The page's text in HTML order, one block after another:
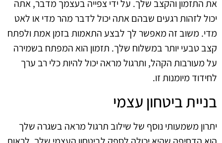
את התזמון והקצב שלך. על ידי צפייה בעצמך מדבר, אתה
יכול לזהות רגעים שבהם אתה יכול לדבר מהר מדי או לאט
מדי. משוב זה מאפשר לך לבצע התאמות בזמן אמת ולפתח
קצב טבעי יותר במשלוח שלך. תזמון הוא המפתח בשמירה
על מעורבות הקהל, ותרגול מראה יכול להיות כלי רב ערך
לחידוד מיומנות זו.
בניית ביטחון עצמי
יתרון משמעותי נוסף של שילוב תרגול מראה בשגרה שלך